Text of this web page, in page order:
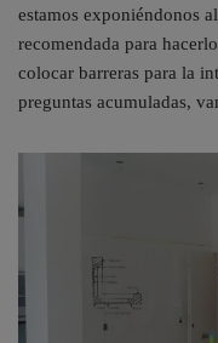
estamos exponiéndonos
recomendada para
colocar barreras para la
preguntas acumuladas,